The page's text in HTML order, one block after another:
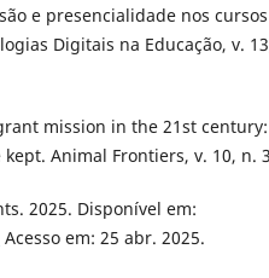
e presencialidade nos
Digitais na Educação, v.
mission in the 21st
Animal Frontiers, v. 10, n.
2025. Disponível em:
Acesso em: 25 abr. 2025.